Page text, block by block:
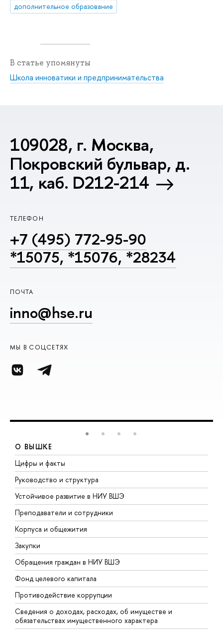
дополнительное образование
В статье упомянуты
Школа инноватики и предпринимательства
109028, г. Москва,
Покровский бульвар, д.
11, каб. D212-214
ТЕЛЕФОН
+7 (495) 772-95-90
*15075, *15076, *28234
ПОЧТА
inno@hse.ru
МЫ В СОЦСЕТЯХ
О ВЫШКЕ
Цифры и факты
Руководство и структура
Устойчивое развитие в НИУ ВШЭ
Преподаватели и сотрудники
Корпуса и общежития
Закупки
Обращения граждан в НИУ ВШЭ
Фонд целевого капитала
Противодействие коррупции
Сведения о доходах, расходах, об имуществе и
обязательствах имущественного характера